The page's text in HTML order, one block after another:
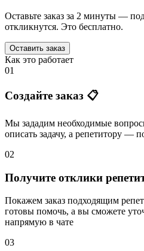
Оставьте заказ за 2 минуты —
откликнутся. Это бесплатно.
Оставить заказ
Как это работает
01
Создайте заказ 📋
Мы зададим необходимые
описать задачу, а репетитору —
02
Получите отклики
Покажем заказ подходящим
готовы помочь, а вы сможете
напрямую в чате
03